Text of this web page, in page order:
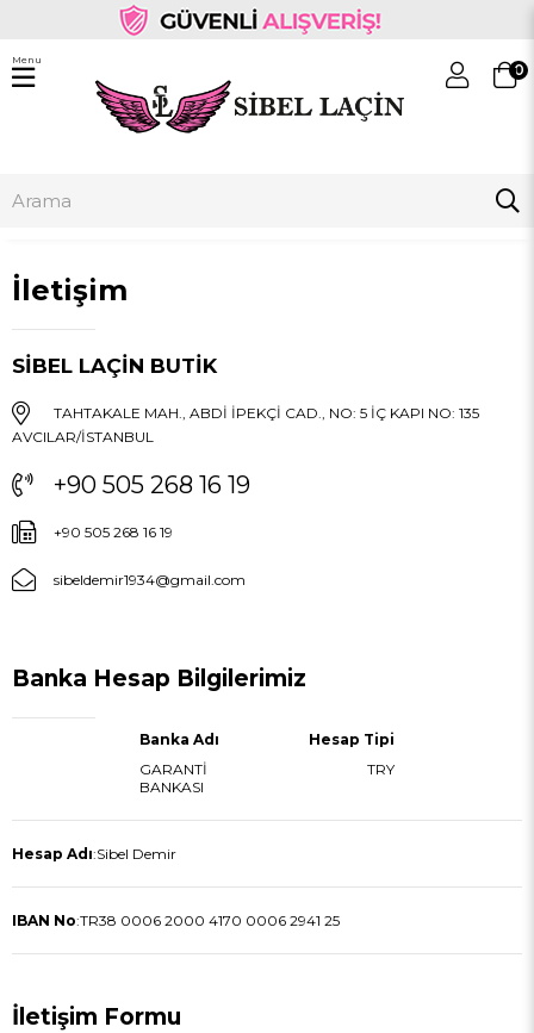
0
Menu
İletişim
SİBEL LAÇİN BUTİK
TAHTAKALE MAH., ABDİ İPEKÇİ CAD., NO: 5 İÇ KAPI NO: 135
AVCILAR/İSTANBUL
+90 505 268 16 19
+90 505 268 16 19
sibeldemir1934@gmail.com
Banka Hesap Bilgilerimiz
Banka Adı
GARANTİ
BANKASI
Hesap Tipi
TRY
Hesap Adı:Sibel Demir
IBAN No:TR38 0006 2000 4170 0006 2941 25
İletişim Formu